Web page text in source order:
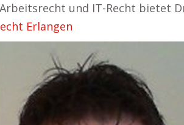
und IT-Recht bietet
Erlangen